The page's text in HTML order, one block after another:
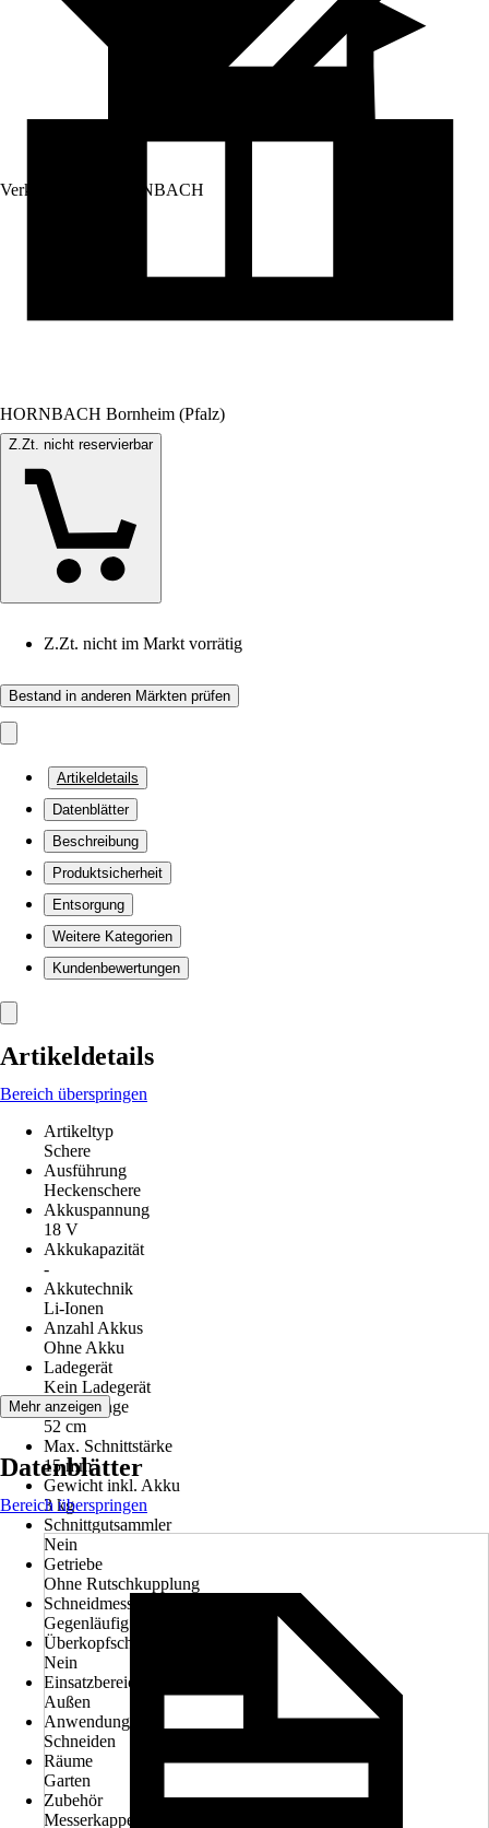
Verkauf durch: HORNBACH
HORNBACH Bornheim (Pfalz)
Z.Zt. nicht reservierbar
Z.Zt. nicht im Markt vorrätig
Bestand in anderen Märkten prüfen
Artikeldetails
Datenblätter
Beschreibung
Produktsicherheit
Entsorgung
Weitere Kategorien
Kundenbewertungen
Artikeldetails
Bereich überspringen
Artikeltyp
Schere
Ausführung
Heckenschere
Akkuspannung
18 V
Akkukapazität
-
Akkutechnik
Li-Ionen
Anzahl Akkus
Ohne Akku
Ladegerät
Kein Ladegerät
Schnittlänge
52 cm
Max. Schnittstärke
15 mm
Gewicht inkl. Akku
3 kg
Schnittgutsammler
Nein
Getriebe
Ohne Rutschkupplung
Schneidmesser
Gegenläufig
Überkopfschalter
Nein
Einsatzbereich
Außen
Anwendung
Schneiden
Räume
Garten
Zubehör
Messerkappe
Mehr anzeigen
Datenblätter
Bereich überspringen